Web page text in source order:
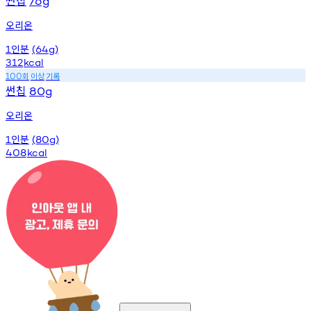
오리온
1 인분 (64g)
312kcal
100회 이상기록
썬칩 80g
오리온
1 인분 (80g)
408kcal